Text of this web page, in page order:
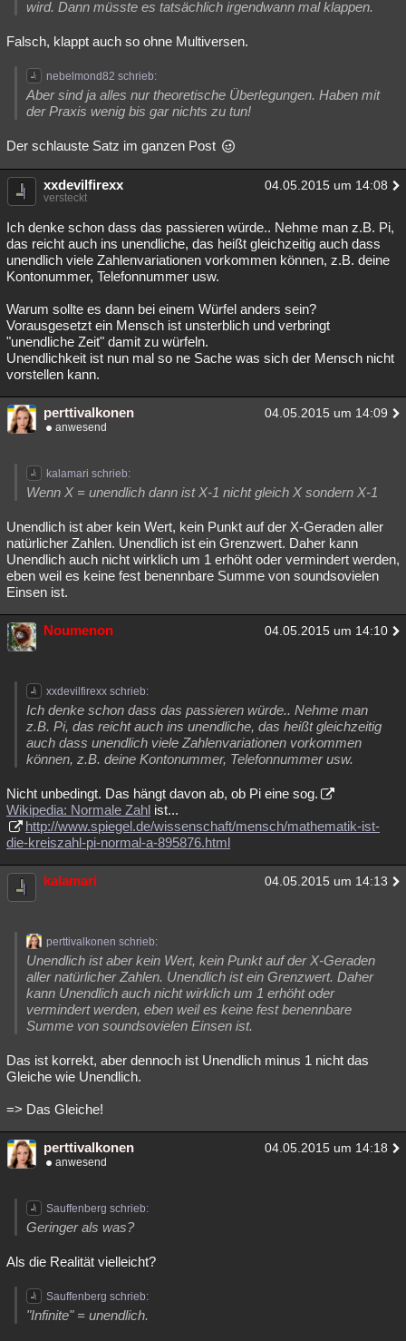
wird. Dann müsste es tatsächlich irgendwann mal klappen.
Falsch, klappt auch so ohne Multiversen.
nebelmond82 schrieb:
Aber sind ja alles nur theoretische Überlegungen. Haben mit
der Praxis wenig bis gar nichts zu tun!
Der schlauste Satz im ganzen Post
xxdevilfirexx 04.05.2015 um 14:08
versteckt
Ich denke schon dass das passieren würde.. Nehme man z.B. Pi,
das reicht auch ins unendliche, das heißt gleichzeitig auch dass
unendlich viele Zahlenvariationen vorkommen können, z.B. deine
Kontonummer, Telefonnummer usw.
Warum sollte es dann bei einem Würfel anders sein?
Vorausgesetzt ein Mensch ist unsterblich und verbringt
"unendliche Zeit" damit zu würfeln.
Unendlichkeit ist nun mal so ne Sache was sich der Mensch nicht
vorstellen kann.
perttivalkonen 04.05.2015 um 14:09
anwesend
kalamari schrieb:
Wenn X = unendlich dann ist X-1 nicht gleich X sondern X-1
Unendlich ist aber kein Wert, kein Punkt auf der X-Geraden aller
natürlicher Zahlen. Unendlich ist ein Grenzwert. Daher kann
Unendlich auch nicht wirklich um 1 erhöht oder vermindert werden,
eben weil es keine fest benennbare Summe von soundsovielen
Einsen ist.
Noumenon 04.05.2015 um 14:10
xxdevilfirexx schrieb:
Ich denke schon dass das passieren würde.. Nehme man
z.B. Pi, das reicht auch ins unendliche, das heißt gleichzeitig
auch dass unendlich viele Zahlenvariationen vorkommen
können, z.B. deine Kontonummer, Telefonnummer usw.
Nicht unbedingt. Das hängt davon ab, ob Pi eine sog.
Wikipedia: Normale Zahl ist...
http://www.spiegel.de/wissenschaft/mensch/mathematik-ist-
die-kreiszahl-pi-normal-a-895876.html
kalamari 04.05.2015 um 14:13
perttivalkonen schrieb:
Unendlich ist aber kein Wert, kein Punkt auf der X-Geraden
aller natürlicher Zahlen. Unendlich ist ein Grenzwert. Daher
kann Unendlich auch nicht wirklich um 1 erhöht oder
vermindert werden, eben weil es keine fest benennbare
Summe von soundsovielen Einsen ist.
Das ist korrekt, aber dennoch ist Unendlich minus 1 nicht das
Gleiche wie Unendlich.
=> Das Gleiche!
perttivalkonen 04.05.2015 um 14:18
anwesend
Sauffenberg schrieb:
Geringer als was?
Als die Realität vielleicht?
Sauffenberg schrieb:
"Infinite" = unendlich.